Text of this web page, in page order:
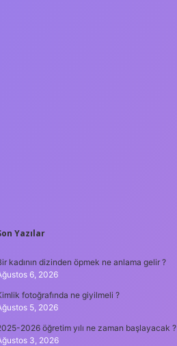
Yazılar
kadının dizinden öpmek ne anlama gelir ?
6, 2026
fotoğrafında ne giyilmeli ?
5, 2026
2026 öğretim yılı ne zaman başlayacak ?
3, 2026